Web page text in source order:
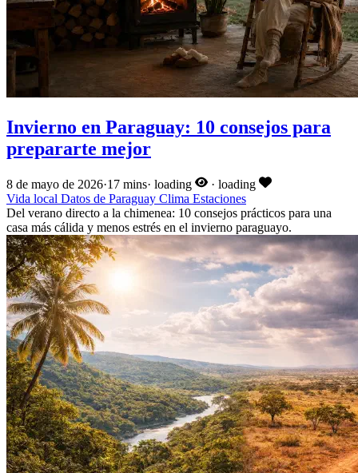
Invierno en Paraguay: 10 consejos para
prepararte mejor
8 de mayo de 2026·17 mins· loading · loading
Vida local Datos de Paraguay Clima Estaciones
Del verano directo a la chimenea: 10 consejos prácticos para una
casa más cálida y menos estrés en el invierno paraguayo.